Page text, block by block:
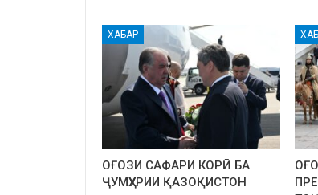
ХАБАР
ОҒОЗИ САФАРИ КОРӢ БА
ҶУМҲУРИИ ҚАЗОҚИСТОН